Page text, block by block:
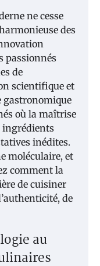
ne cesse
des
passionnés
de
scientifique et
gastronomique
où la maîtrise
ingrédients
inédites.
moléculaire, et
comment la
de cuisiner
de
au